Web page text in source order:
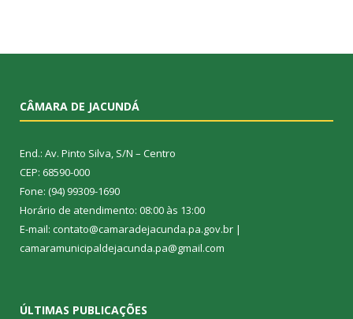
CÂMARA DE JACUNDÁ
End.: Av. Pinto Silva, S/N – Centro
CEP: 68590-000
Fone: (94) 99309-1690
Horário de atendimento: 08:00 às 13:00
E-mail: contato@camaradejacunda.pa.gov.br |
camaramunicipaldejacunda.pa@gmail.com
ÚLTIMAS PUBLICAÇÕES